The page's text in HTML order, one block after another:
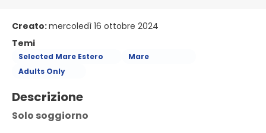
Creato:mercoledì 16 ottobre 2024
Temi
Selected Mare Estero
Mare
Adults Only
Descrizione
Solo soggiorno